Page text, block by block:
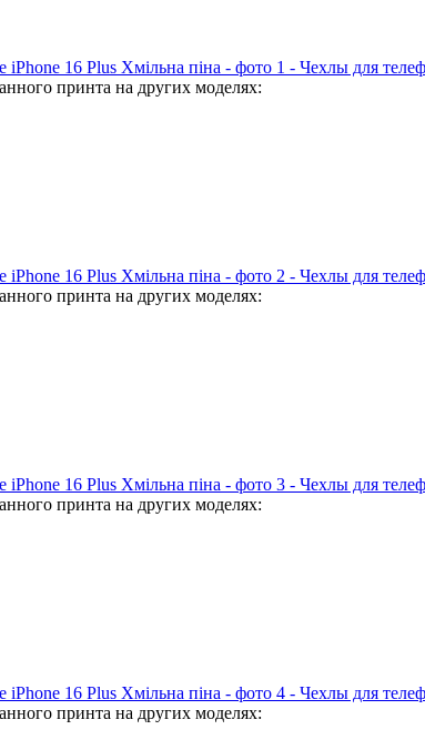
принта на других моделях:
принта на других моделях:
принта на других моделях:
принта на других моделях: